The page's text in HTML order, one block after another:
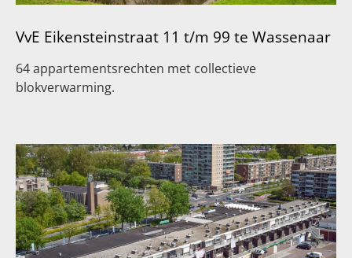
VvE Eikensteinstraat 11 t/m 99 te Wassenaar
64 appartementsrechten met collectieve
blokverwarming.